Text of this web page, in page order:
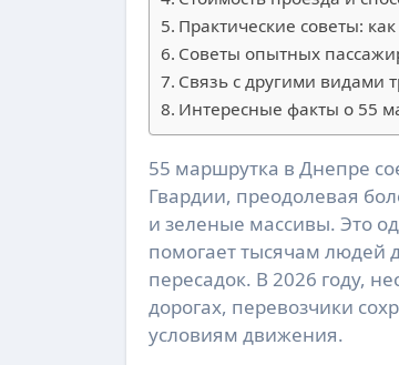
Практические советы:
Советы опытных
Связь с другими видами
Интересные факты о 55
55 маршрутка в Днепре соединяет жилой массив Победа-6 с районом улицы Национальной
Гвардии, преодолевая
и зеленые массивы. Это
помогает тысячам людей
пересадок. В 2026 году,
дорогах, перевозчики
условиям движения.